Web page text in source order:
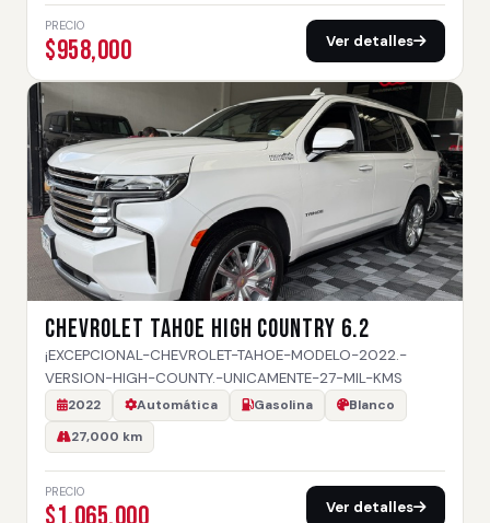
PRECIO
$958,000 Ver detalles
CHEVROLET TAHOE HIGH COUNTRY 6.2
¡EXCEPCIONAL-CHEVROLET-TAHOE-MODELO-2022.-
VERSION-HIGH-COUNTY.-UNICAMENTE-27-MIL-KMS
2022 Automática Gasolina
Blanco
27,000 km
PRECIO
Ver detalles